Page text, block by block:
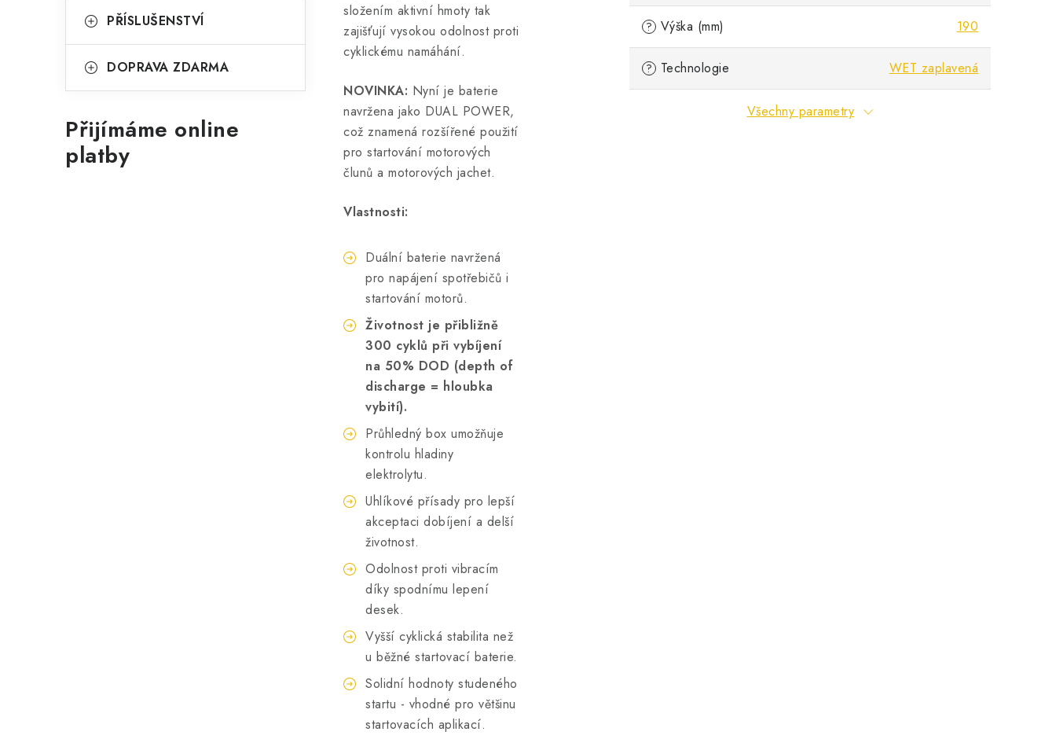
PŘÍSLUŠENSTVÍ
DOPRAVA ZDARMA
Přijímáme online
platby
složením aktivní hmoty tak
zajišťují vysokou odolnost proti
cyklickému namáhání.
NOVINKA: Nyní je baterie
navržena jako DUAL POWER,
což znamená rozšířené použití
pro startování motorových
člunů a motorových jachet.
Vlastnosti:
Duální baterie navržená
pro napájení spotřebičů i
startování motorů.
Životnost je přibližně
300 cyklů při vybíjení
na 50% DOD (depth of
discharge = hloubka
vybití).
Průhledný box umožňuje
kontrolu hladiny
elektrolytu.
Uhlíkové přísady pro lepší
akceptaci dobíjení a delší
životnost.
Odolnost proti vibracím
díky spodnímu lepení
desek.
Vyšší cyklická stabilita než
u běžné startovací baterie.
Solidní hodnoty studeného
startu - vhodné pro většinu
startovacích aplikací.
? Výška (mm) 190
? Technologie WET zaplavená
Všechny parametry